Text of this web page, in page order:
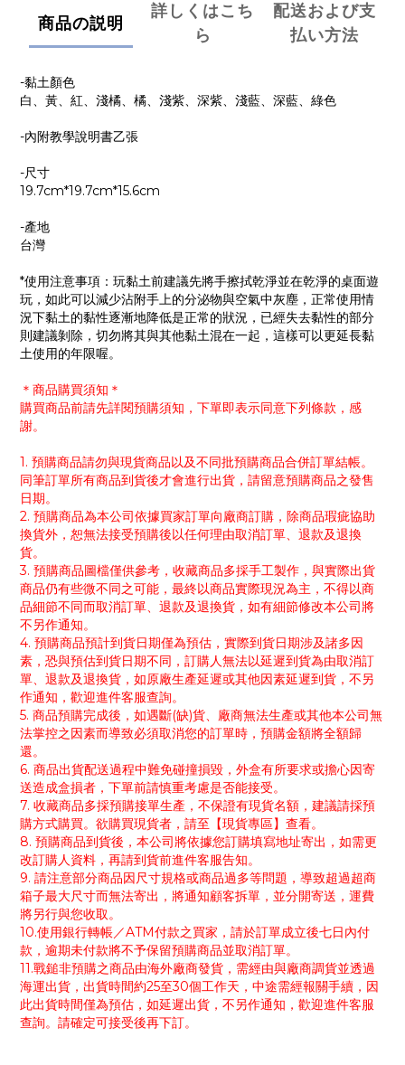
商品の説明
詳しくはこち
ら
配送および支
払い方法
-黏土顏色
白、黃、紅、淺橘、橘、淺紫、深紫、淺藍、深藍、綠色
-內附教學說明書乙張
-尺寸
19.7cm*19.7cm*15.6cm
-產地
台灣
*使用注意事項：玩黏土前建議先將手擦拭乾淨並在乾淨的桌面遊
玩，如此可以減少沾附手上的分泌物與空氣中灰塵，正常使用情
況下黏土的黏性逐漸地降低是正常的狀況，已經失去黏性的部分
則建議剝除，切勿將其與其他黏土混在一起，這樣可以更延長黏
土使用的年限喔。
＊商品購買須知＊
購買商品前請先詳閱預購須知，下單即表示同意下列條款，感
謝。
1. 預購商品請勿與現貨商品以及不同批預購商品合併訂單結帳。
同筆訂單所有商品到貨後才會進行出貨，請留意預購商品之發售
日期。
2. 預購商品為本公司依據買家訂單向廠商訂購，除商品瑕疵協助
換貨外，恕無法接受預購後以任何理由取消訂單、退款及退換
貨。
3. 預購商品圖檔僅供參考，收藏商品多採手工製作，與實際出貨
商品仍有些微不同之可能，最終以商品實際現況為主，不得以商
品細節不同而取消訂單、退款及退換貨，如有細節修改本公司將
不另作通知。
4. 預購商品預計到貨日期僅為預估，實際到貨日期涉及諸多因
素，恐與預估到貨日期不同，訂購人無法以延遲到貨為由取消訂
單、退款及退換貨，如原廠生產延遲或其他因素延遲到貨，不另
作通知，歡迎進件客服查詢。
5. 商品預購完成後，如遇斷(缺)貨、廠商無法生產或其他本公司無
法掌控之因素而導致必須取消您的訂單時，預購金額將全額歸
還。
6. 商品出貨配送過程中難免碰撞損毀，外盒有所要求或擔心因寄
送造成盒損者，下單前請慎重考慮是否能接受。
7. 收藏商品多採預購接單生產，不保證有現貨名額，建議請採預
購方式購買。欲購買現貨者，請至【現貨專區】查看。
8. 預購商品到貨後，本公司將依據您訂購填寫地址寄出，如需更
改訂購人資料，再請到貨前進件客服告知。
9. 請注意部分商品因尺寸規格或商品過多等問題，導致超過超商
箱子最大尺寸而無法寄出，將通知顧客拆單，並分開寄送，運費
將另行與您收取。
10.使用銀行轉帳／ATM付款之買家，請於訂單成立後七日內付
款，逾期未付款將不予保留預購商品並取消訂單。
11.戰鎚非預購之商品由海外廠商發貨，需經由與廠商調貨並透過
海運出貨，出貨時間約25至30個工作天，中途需經報關手續，因
此出貨時間僅為預估，如延遲出貨，不另作通知，歡迎進件客服
查詢。請確定可接受後再下訂。